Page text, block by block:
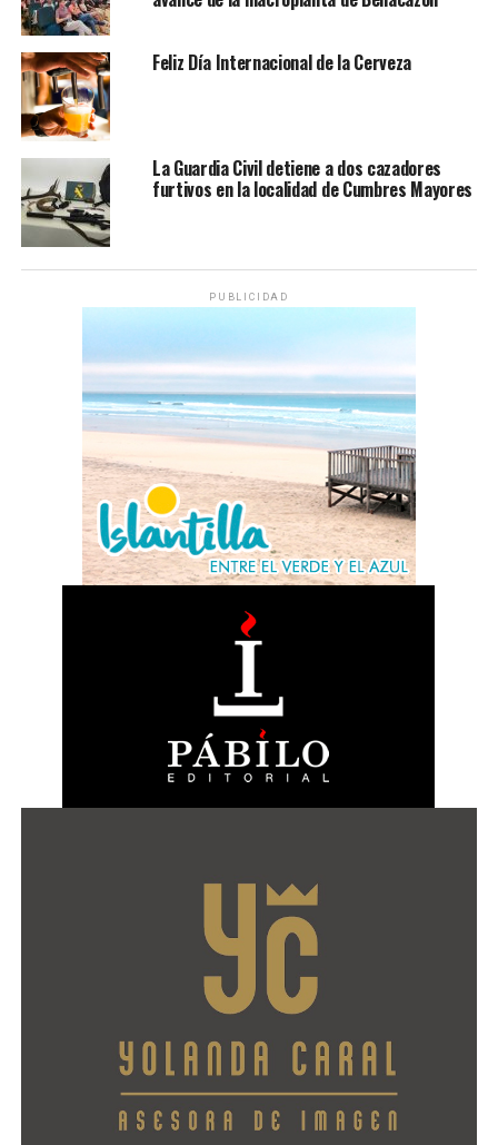
Feliz Día Internacional de la Cerveza
La Guardia Civil detiene a dos cazadores
furtivos en la localidad de Cumbres Mayores
PUBLICIDAD